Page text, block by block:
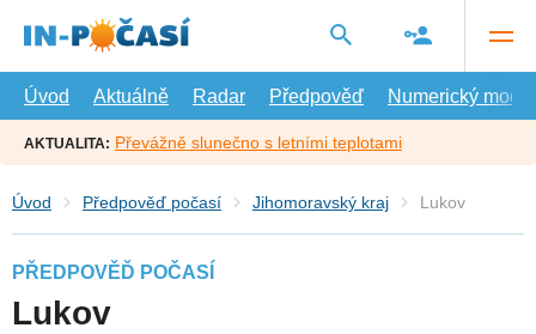
hlavní
Úvod
Aktuálně Radar Předpověď Numerický model
AKTUALITA: Převážně slunečno s letními teplotami
Úvod Předpověď počasí Jihomoravský kraj Lukov
PŘEDPOVĚĎ POČASÍ
Lukov